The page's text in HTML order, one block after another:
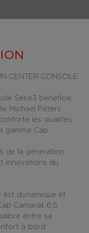
CENTER CONSOLE
Série3 bénéficie
Michael Peters
les qualités
gamme Cap
de la génération
innovations du
est dynamique et
Camarat 6.5
entre sa
à bord.